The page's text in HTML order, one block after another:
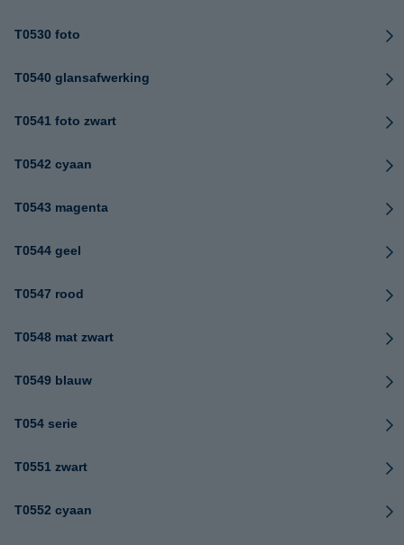
T0530 foto
T0540 glansafwerking
T0541 foto zwart
T0542 cyaan
T0543 magenta
T0544 geel
T0547 rood
T0548 mat zwart
T0549 blauw
T054 serie
T0551 zwart
T0552 cyaan